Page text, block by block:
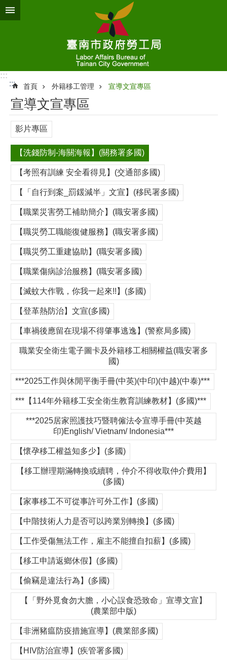
跳到主要內容區塊
:::
:::
首頁 外籍移工管理 宣導文宣專區
宣導文宣專區
影片專區
【洗錢防制-海關海報】(關務署多國)
【考照有訓練 安全看得見】(交通部多國)
【「自行到案_罰鍰減半」文宣】(移民署多國)
【職業災害勞工補助簡介】(職安署多國)
【職災勞工職能復健服務】(職安署多國)
【職災勞工重建協助】(職安署多國)
【職業傷病診治服務】(職安署多國)
【滅蚊大作戰，你我一起來!!】(多國)
【登革熱防治】文宣(多國)
【車禍後應留在現場不得肇事逃逸】(警察局多國)
職業安全衛生電子圖卡及外籍移工相關權益(職安署多
國)
***2025工作與休閒平衡手冊(中英)(中印)(中越)(中泰)***
***【114年外籍移工安全衛生教育訓練教材】(多國)***
***2025居家照護技巧暨聘僱法令宣導手冊(中英越
印)English/ Vietnam/ Indonesia***
【懷孕移工權益知多少】(多國)
【移工辦理期滿轉換或續聘，仲介不得收取仲介費用】
(多國)
【家事移工不可從事許可外工作】(多國)
【中階技術人力是否可以跨業別轉換】(多國)
【工作受傷無法工作，雇主不能擅自扣薪】(多國)
【移工申請返鄉休假】(多國)
【偷竊是違法行為】(多國)
【「野外覓食勿大膽，小心誤食恐致命」宣導文宣】
(農業部中版)
【非洲豬瘟防疫措施宣導】(農業部多國)
【HIV防治宣導】(疾管署多國)